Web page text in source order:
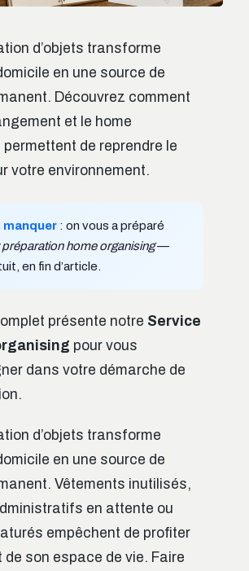
d’objets transforme
en une source de
Découvrez comment
et le home
de reprendre le
votre environnement.
manquer : on vous a préparé
home organising—
en fin d’article.
présente notre Service
pour vous
dans votre démarche de
d’objets transforme
en une source de
Vêtements inutilisés,
en attente ou
empêchent de profiter
de son espace de vie. Faire